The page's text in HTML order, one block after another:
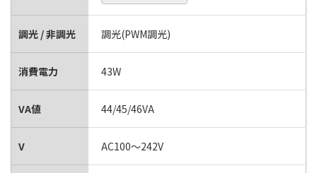
調光 / 非調光 調光(PWM調光)
消費電力 43W
VA値 44/45/46VA
V AC100～242V